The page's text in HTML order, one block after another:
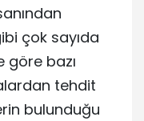
çok sayıda
göre bazı
tehdit
bulunduğu